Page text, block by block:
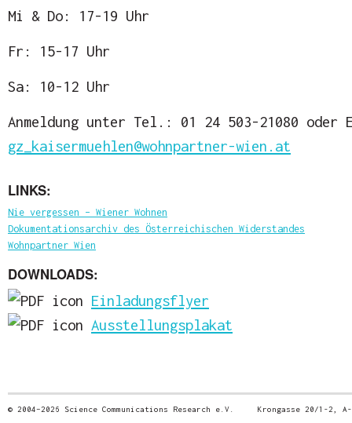
Mi & Do: 17-19 Uhr
Fr: 15-17 Uhr
Sa: 10-12 Uhr
Anmeldung unter Tel.: 01 24 503-21080 oder
gz_kaisermuehlen@wohnpartner-wien.at
LINKS:
Nie vergessen – Wiener Wohnen
Dokumentationsarchiv des Österreichischen Widerstandes
Wohnpartner Wien
DOWNLOADS:
Einladungsflyer
Ausstellungsplakat
© 2004–2026 Science Communications Research e.V. Krongasse 20/